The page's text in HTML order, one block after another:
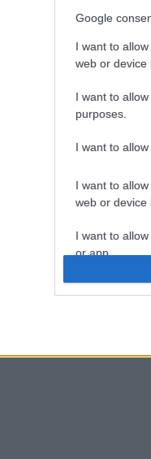
Google
I want to
web or device
I want to
purposes.
I want to
I want to
web or device
I want to
or app.
I want to
I want to